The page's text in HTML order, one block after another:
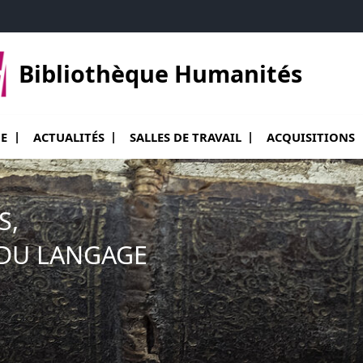
Bibliothèque Humanités
ACTUALITÉS SALLES DE TRAVAIL ACQUISITIONS
LANGAGE